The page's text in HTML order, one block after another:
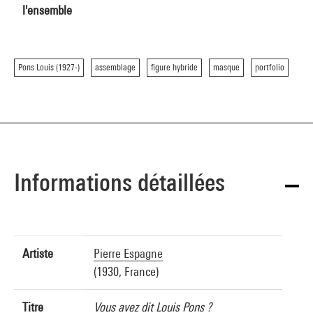
l'ensemble
Pons Louis (1927-) assemblage figure hybride masque portfolio
Informations détaillées
Artiste
Pierre Espagne
(1930, France)
Titre
Vous avez dit Louis Pons ?